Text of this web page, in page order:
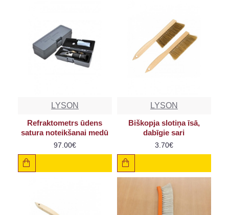
LYSON
Refraktometrs ūdens
satura noteikšanai medū
97.00€
LYSON
Biškopja slotiņa īsā,
dabīgie sari
3.70€